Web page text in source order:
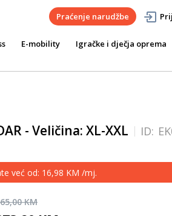
Praćenje narudžbe
E-mobility Igračke i dječja oprema
- Veličina: XL-XXL ID:
već od: 16,98 KM /mj.
KM